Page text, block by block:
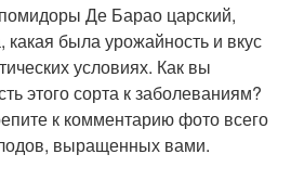
Де Барао царский,
была урожайность и вкус
условиях. Как вы
этого сорта к заболеваниям?
к комментарию фото всего
выращенных вами.